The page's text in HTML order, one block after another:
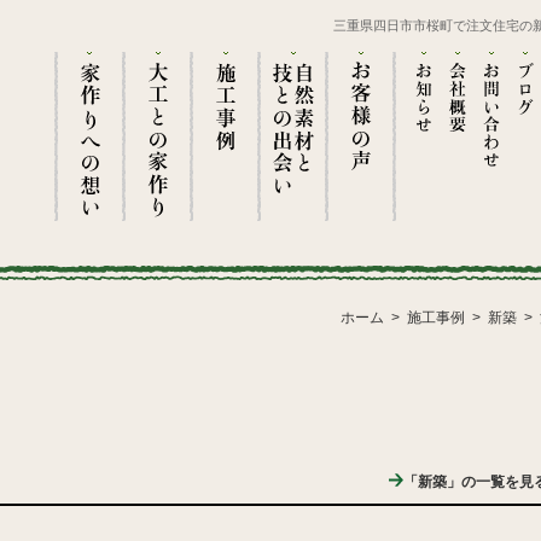
三重県四日市市桜町で注文住宅の
ホーム 施工事例 新築
「新築」の一覧を見